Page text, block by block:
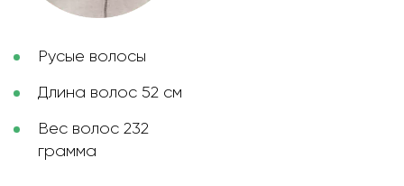
Русые волосы
Длина волос 52 см
Вес волос 232
грамма